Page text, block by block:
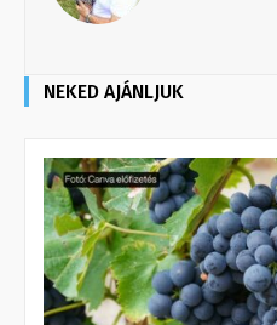
NEKED AJÁNLJUK